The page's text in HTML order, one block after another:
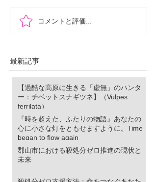
『時を超えた、ふたりの
物語』あなたの心に小さ
に。Time began to flow again
コメントと評価...
最新記事
【過酷な高原に生きる「虚無」のハンタ
ー：チベットスナギツネ】（Vulpes
ferrilata）
『時を超えた、ふたりの物語』あなたの
心に小さな灯をともせますように。Time
began to flow again
郡山市における殺処分ゼロ推進の現状と
未来